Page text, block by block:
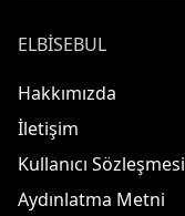
ELBISEBUL
Hakkımızda
İletişim
Kullanıcı Sözleşmesi
Aydınlatma Metni